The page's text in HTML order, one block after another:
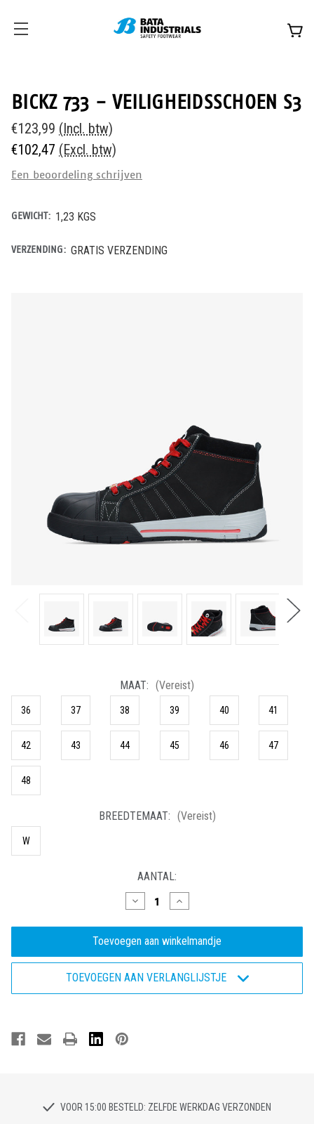
BICKZ 733 - VEILIGHEIDSSCHOEN S3
€123,99 (Incl. btw)
€102,47 (Excl. btw)
Een beoordeling schrijven
GEWICHT: 1,23 KGS
VERZENDING: GRATIS VERZENDING
MAAT: (Vereist)
36 37 38 39 40 41
42 43 44 45 46 47
48
BREEDTEMAAT: (Vereist)
W
AANTAL:
Hoeveelheid
verlagen
733
-
Veiligheidsschoen
S3
Hoeveelheid
verhogen
Bickz
733
-
Veiligheidsschoen
S3
TOEVOEGEN AAN VERLANGLIJSTJE
VOOR 15:00 BESTELD: ZELFDE WERKDAG VERZONDEN